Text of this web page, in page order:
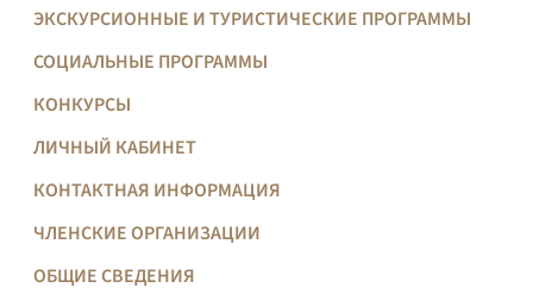
ЭКСКУРСИОННЫЕ И ТУРИСТИЧЕСКИЕ ПРОГРАММЫ
СОЦИАЛЬНЫЕ ПРОГРАММЫ
КОНКУРСЫ
ЛИЧНЫЙ КАБИНЕТ
КОНТАКТНАЯ ИНФОРМАЦИЯ
ЧЛЕНСКИЕ ОРГАНИЗАЦИИ
ОБЩИЕ СВЕДЕНИЯ